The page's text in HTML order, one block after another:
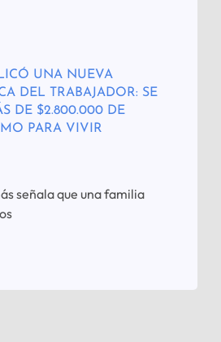
UNA NUEVA
DEL TRABAJADOR: SE
DE $2.800.000 DE
PARA VIVIR
señala que una familia